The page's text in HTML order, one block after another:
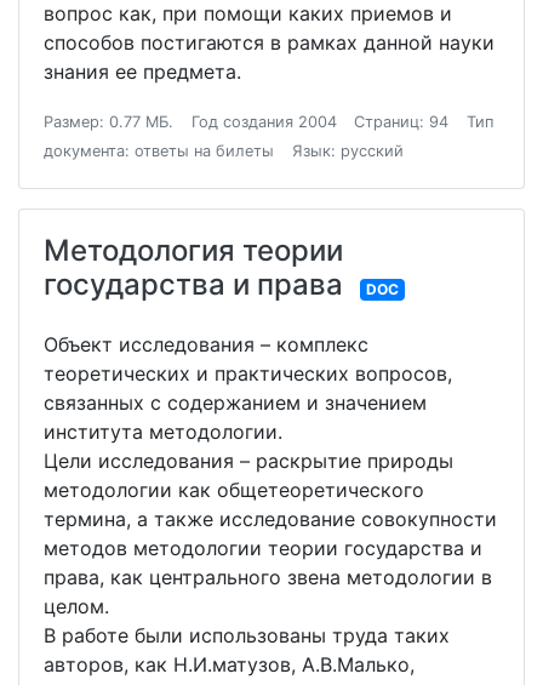
вопрос как, при помощи каких приемов и
способов постигаются в рамках данной науки
знания ее предмета.
Размер: 0.77 МБ. Год создания 2004 Страниц: 94
Тип
документа: ответы на билеты
Язык: русский
Методология теории
государства и права
DOC
Объект исследования – комплекс
теоретических и практических вопросов,
связанных с содержанием и значением
института методологии.
Цели исследования – раскрытие природы
методологии как общетеоретического
термина, а также исследование совокупности
методов методологии теории государства и
права, как центрального звена методологии в
целом.
В работе были использованы труда таких
авторов, как Н.И.матузов, А.В.Малько,